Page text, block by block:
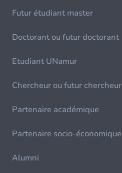
Futur étudiant master
Doctorant ou futur doctorant
Etudiant UNamur
Chercheur ou futur chercheur
Partenaire académique
Partenaire socio-économique
Alumni